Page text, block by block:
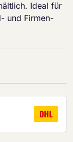
Ideal für
und Firmen-
DHL